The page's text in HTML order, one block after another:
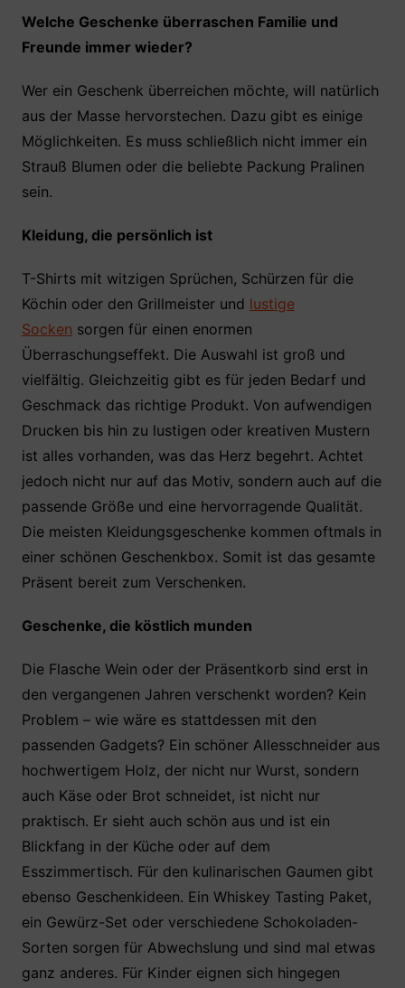
Welche Geschenke überraschen Familie und
Freunde immer wieder?
Wer ein Geschenk überreichen möchte, will natürlich
aus der Masse hervorstechen. Dazu gibt es einige
Möglichkeiten. Es muss schließlich nicht immer ein
Strauß Blumen oder die beliebte Packung Pralinen
sein.
Kleidung, die persönlich ist
T-Shirts mit witzigen Sprüchen, Schürzen für die
Köchin oder den Grillmeister und lustige
Socken sorgen für einen enormen
Überraschungseffekt. Die Auswahl ist groß und
vielfältig. Gleichzeitig gibt es für jeden Bedarf und
Geschmack das richtige Produkt. Von aufwendigen
Drucken bis hin zu lustigen oder kreativen Mustern
ist alles vorhanden, was das Herz begehrt. Achtet
jedoch nicht nur auf das Motiv, sondern auch auf die
passende Größe und eine hervorragende Qualität.
Die meisten Kleidungsgeschenke kommen oftmals in
einer schönen Geschenkbox. Somit ist das gesamte
Präsent bereit zum Verschenken.
Geschenke, die köstlich munden
Die Flasche Wein oder der Präsentkorb sind erst in
den vergangenen Jahren verschenkt worden? Kein
Problem – wie wäre es stattdessen mit den
passenden Gadgets? Ein schöner Allesschneider aus
hochwertigem Holz, der nicht nur Wurst, sondern
auch Käse oder Brot schneidet, ist nicht nur
praktisch. Er sieht auch schön aus und ist ein
Blickfang in der Küche oder auf dem
Esszimmertisch. Für den kulinarischen Gaumen gibt
ebenso Geschenkideen. Ein Whiskey Tasting Paket,
ein Gewürz-Set oder verschiedene Schokoladen-
Sorten sorgen für Abwechslung und sind mal etwas
ganz anderes. Für Kinder eignen sich hingegen